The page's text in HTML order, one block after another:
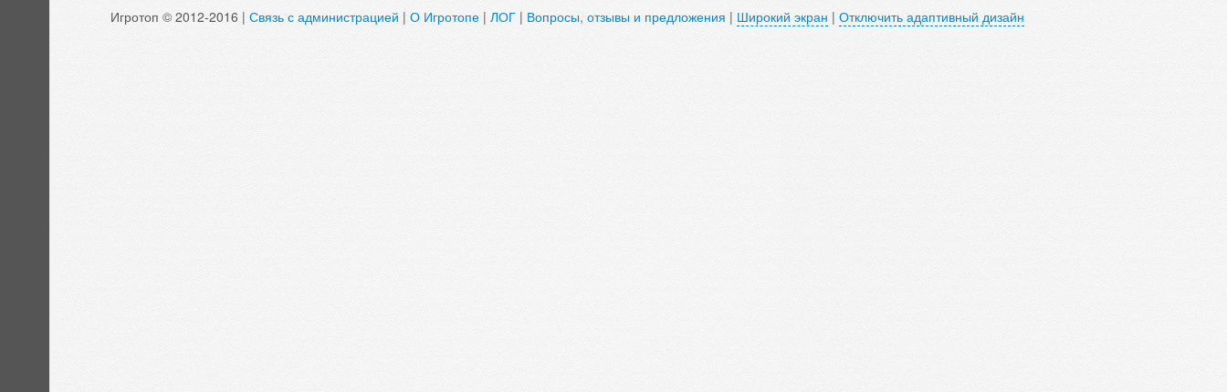
Игротоп © 2012-2016 | Связь с администрацией | О Игротопе | ЛОГ | Вопросы, отзывы и предложения | Широкий экран | Отключить адаптивный дизайн